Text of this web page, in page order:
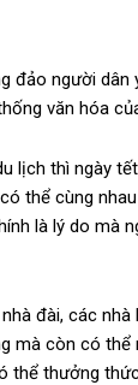
đảo người dân
văn hóa
lịch thì ngày
thể cùng
là lý do mà
đài, các
mà còn có
thể thưởng